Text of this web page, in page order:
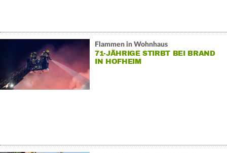
Flammen in Wohnhaus
71-JÄHRIGE STIRBT BEI BRAND
IN HOFHEIM